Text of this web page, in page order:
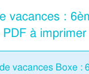
vacances :
à imprimer
vacances Boxe :